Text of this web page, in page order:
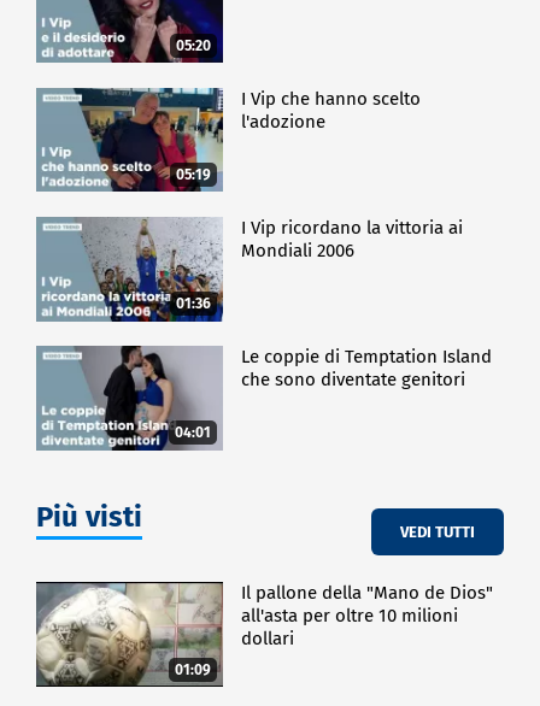
05:20
05:19
I Vip che hanno scelto
l'adozione
01:36
I Vip ricordano la vittoria ai
Mondiali 2006
04:01
Le coppie di Temptation Island
che sono diventate genitori
Più visti VEDI TUTTI
01:09
Il pallone della "Mano de Dios"
all'asta per oltre 10 milioni
dollari